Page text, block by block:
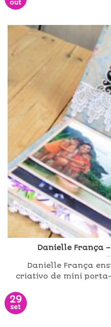
out
Danielle França
Danielle França
criativo de mini
29
set